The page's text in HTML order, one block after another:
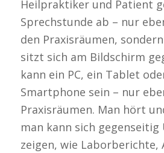
Heilpraktiker und Patient
Sprechstunde ab – nur
den Praxisräumen,
sitzt sich am Bildschirm
kann ein PC, ein Tablet
Smartphone sein – nur
Praxisräumen. Man hört
man kann sich
zeigen, wie Laborberichte,